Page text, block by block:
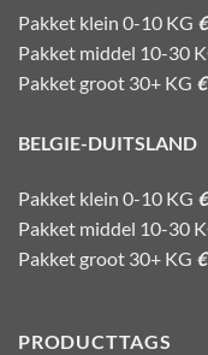
Pakket klein 0-10 KG
Pakket middel 10-30
Pakket groot 30+ KG
BELGIE-DUITSLAND
Pakket klein 0-10 KG
Pakket middel 10-30
Pakket groot 30+ KG
PRODUCTTAGS